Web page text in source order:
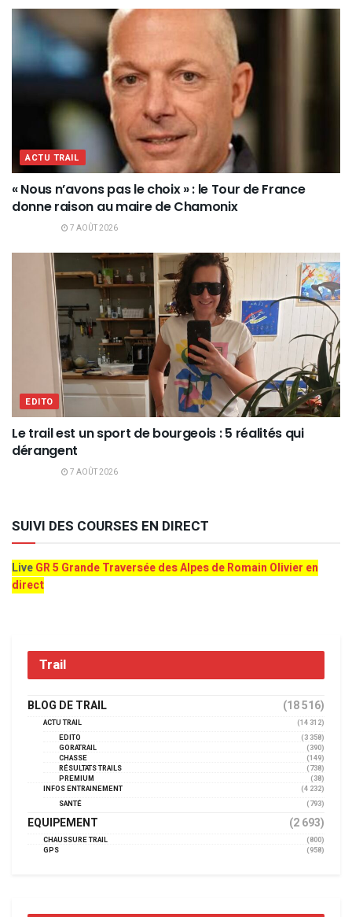
ACTU TRAIL
« Nous n’avons pas le choix » : le Tour de France
donne raison au maire de Chamonix
7 AOÛT 2026
EDITO
Le trail est un sport de bourgeois : 5 réalités qui
dérangent
7 AOÛT 2026
SUIVI DES COURSES EN DIRECT
LiveGR 5 Grande Traversée des Alpes de Romain Olivier en
direct
Trail
BLOG DE TRAIL (18 516)
ACTU TRAIL
(14 312)
EDITO
(3 358)
GORATRAIL
(390)
CHASSE
(149)
RÉSULTATS TRAILS
(738)
PREMIUM
(38)
INFOS ENTRAINEMENT
(4 232)
SANTÉ
(793)
EQUIPEMENT (2 693)
CHAUSSURE TRAIL
(800)
GPS
(958)